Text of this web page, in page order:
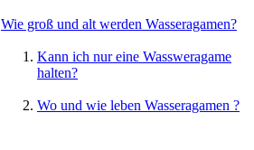
Wie groß und alt werden Wasseragamen?
Kann ich nur eine Wassweragame
halten?
Wo und wie leben Wasseragamen ?